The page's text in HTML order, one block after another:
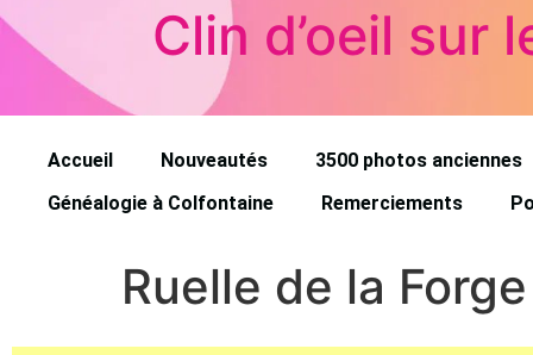
Clin d’oeil sur
Accueil Nouveautés
3500 photos anciennes
Généalogie à Colfontaine
Remerciements
Ruelle de la